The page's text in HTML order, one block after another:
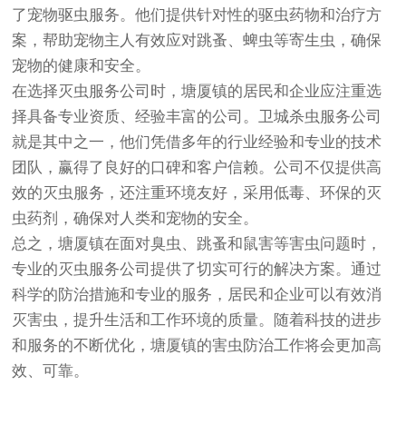
了宠物驱虫服务。他们提供针对性的驱虫药物和治疗方
案，帮助宠物主人有效应对跳蚤、蜱虫等寄生虫，确保
宠物的健康和安全。
在选择灭虫服务公司时，塘厦镇的居民和企业应注重选
择具备专业资质、经验丰富的公司。卫城杀虫服务公司
就是其中之一，他们凭借多年的行业经验和专业的技术
团队，赢得了良好的口碑和客户信赖。公司不仅提供高
效的灭虫服务，还注重环境友好，采用低毒、环保的灭
虫药剂，确保对人类和宠物的安全。
总之，塘厦镇在面对臭虫、跳蚤和鼠害等害虫问题时，
专业的灭虫服务公司提供了切实可行的解决方案。通过
科学的防治措施和专业的服务，居民和企业可以有效消
灭害虫，提升生活和工作环境的质量。随着科技的进步
和服务的不断优化，塘厦镇的害虫防治工作将会更加高
效、可靠。